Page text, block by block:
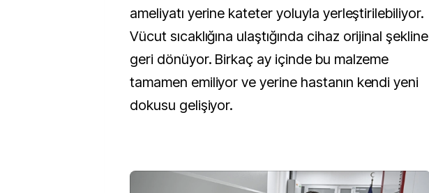
ameliyatı yerine kateter yoluyla yerleştirilebiliyor.
Vücut sıcaklığına ulaştığında cihaz orijinal şekline
geri dönüyor. Birkaç ay içinde bu malzeme
tamamen emiliyor ve yerine hastanın kendi yeni
dokusu gelişiyor.